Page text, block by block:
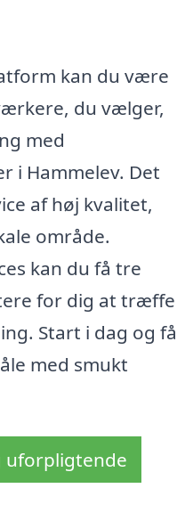
kan du være
du vælger,
med
i Hammelev. Det
af høj kvalitet,
område.
kan du få tre
for dig at træffe
Start i dag og få
med smukt
uforpligtende